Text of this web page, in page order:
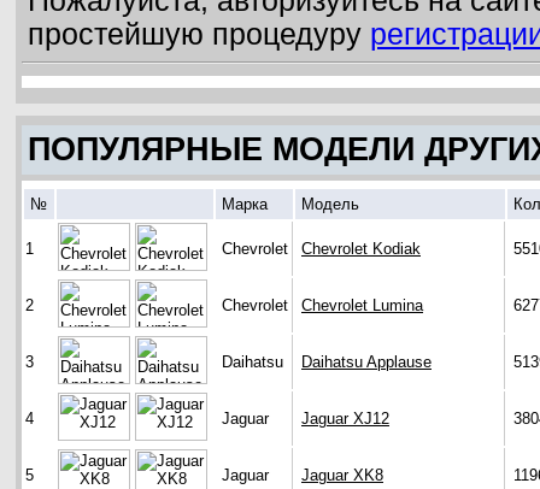
простейшую процедуру
ПОПУЛЯРНЫЕ МОДЕЛИ
№ Марка Модель
1 Chevrolet Chevrolet Kodiak
2 Chevrolet Chevrolet Lumina
3 Daihatsu Daihatsu Applause
4 Jaguar Jaguar XJ12
5 Jaguar Jaguar XK8